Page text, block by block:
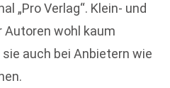
„Pro Verlag“. Klein- und
wohl kaum
auch bei Anbietern wie